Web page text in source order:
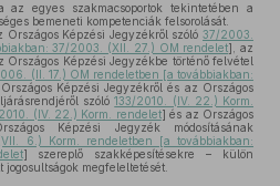
az egyes szakmacsoportok tekintetében a
bemeneti kompetenciák felsorolását.
Képzési Jegyzékről szóló37/2003.
37/2003. (XII. 27.) OM rendelet], az
Országos Képzési Jegyzékbe történő felvétel
(II. 17.) OM rendeletben [a továbbiakban:
Képzési Jegyzékről és az Országos
szóló133/2010. (IV. 22.) Korm.
(IV. 22.) Korm. rendelet] és az Országos
Képzési Jegyzék módosításának
6.) Korm. rendeletben [a továbbiakban:
] szereplő szakképesítésekre – külön
megfeleltetését.